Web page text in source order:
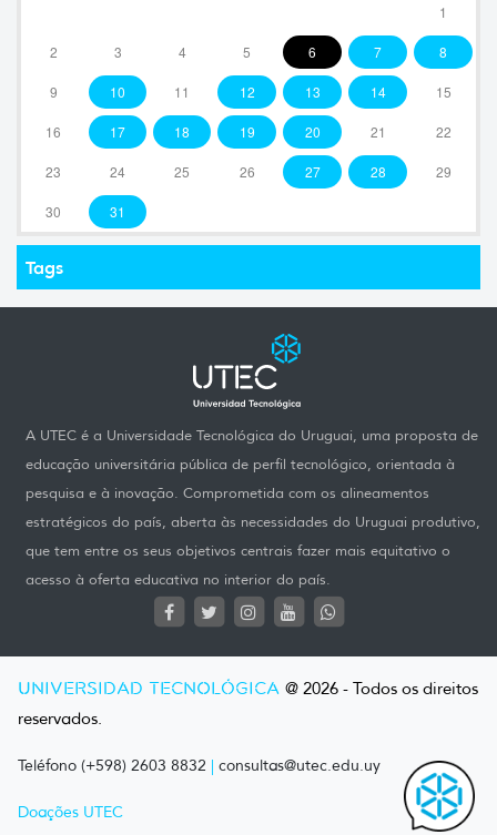
1
2 3 4 5 6 7 8
9 10 11 12 13 14 15
16 17 18 19 20 21 22
23 24 25 26 27 28 29
30 31
Tags
A UTEC é a Universidade Tecnológica do Uruguai, uma proposta de
educação universitária pública de perfil tecnológico, orientada à
pesquisa e à inovação. Comprometida com os alineamentos
estratégicos do país, aberta às necessidades do Uruguai produtivo,
que tem entre os seus objetivos centrais fazer mais equitativo o
acesso à oferta educativa no interior do país.
UNIVERSIDAD TECNOLÓGICA @ 2026 - Todos os direitos
reservados.
Teléfono (+598) 2603 8832 | consultas@utec.edu.uy
Doações UTEC